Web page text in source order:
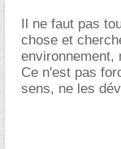
Il ne faut pas
chose et
environnement,
Ce n'est pas
sens, ne les